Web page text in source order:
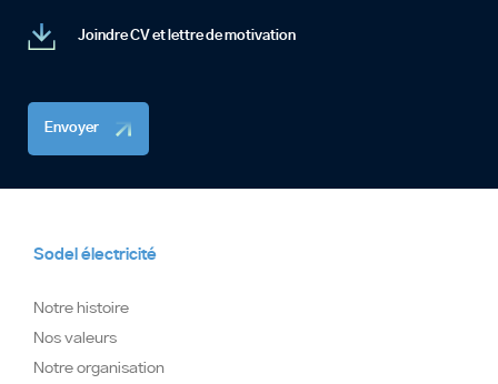
Joindre CV et lettre de motivation
Envoyer
Sodel électricité
Notre histoire
Nos valeurs
Notre organisation